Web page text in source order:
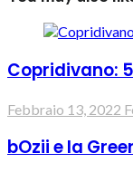
Copridivano:
Febbraio 13, 2022
bOzii e la